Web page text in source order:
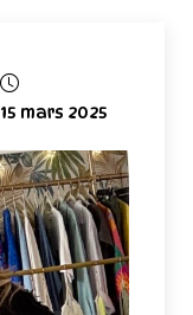
15 mars 2025